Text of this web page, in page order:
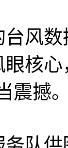
风
眼核
震撼